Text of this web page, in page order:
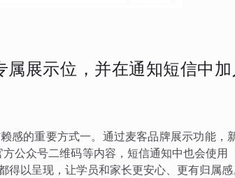
展示位，并在通知短信中
感的重要方式一。通过麦客品牌展示功能，
公众号二维码等内容，短信通知中也会使用
以呈现，让学员和家长更安心、更有归属感